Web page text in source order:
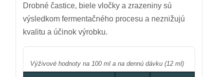
Drobné častice, biele vločky a zrazeniny sú
výsledkom fermentačného procesu a neznižujú
kvalitu a účinok výrobku.
Výživové hodnoty na 100 ml a na dennú dávku (12 ml)